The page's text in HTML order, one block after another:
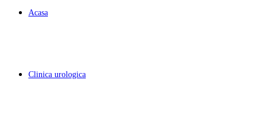
Acasa
Clinica urologica